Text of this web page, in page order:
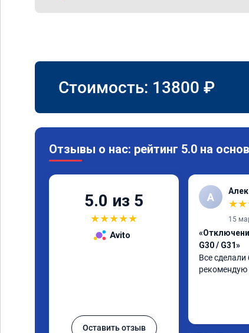
Стоимость: 13800 ₽
Отзывы о нас: рейтинг 5.0 на
5.0 из 5
★★★★★
Avito
Оставить отзыв
А
★★
15
G30 / G31»
Все
рекомендую